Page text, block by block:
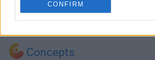
CONFIRM
Alternativas y Software Similar
Concepts